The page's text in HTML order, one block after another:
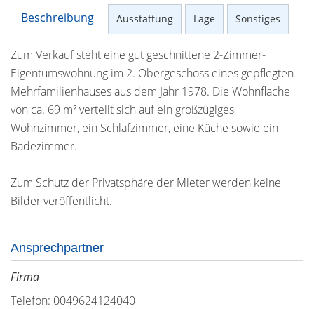
Beschreibung Ausstattung Lage Sonstiges
Zum Verkauf steht eine gut geschnittene 2-Zimmer-
Eigentumswohnung im 2. Obergeschoss eines gepflegten
Mehrfamilienhauses aus dem Jahr 1978. Die Wohnfläche
von ca. 69 m² verteilt sich auf ein großzügiges
Wohnzimmer, ein Schlafzimmer, eine Küche sowie ein
Badezimmer.
Zum Schutz der Privatsphäre der Mieter werden keine
Bilder veröffentlicht.
Ansprechpartner
Firma
Telefon: 0049624124040